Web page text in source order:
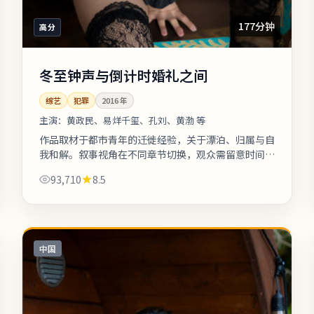
高分 177分钟
冬至钟声与倒计时婚礼之间
综艺 犯罪 2016年
主演： 黄政民、易烊千玺、孔刘、黄渤 等
作品取材于都市青年的迁徙经验，关于漂泊、归属与自
我和解。叙事视角在不同章节切换，观众需留意时间标
好者可按图索骥打卡。《冬至钟声与...
93,710 8.5
中国